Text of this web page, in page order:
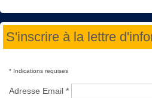
S'inscrire à la lettre
* Indications requises
Adresse Email *